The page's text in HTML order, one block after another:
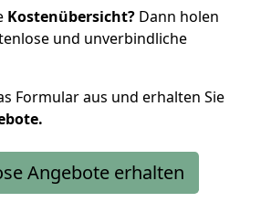
Kostenübersicht? Dann holen
und unverbindliche
Formular aus und erhalten Sie
Angebote erhalten